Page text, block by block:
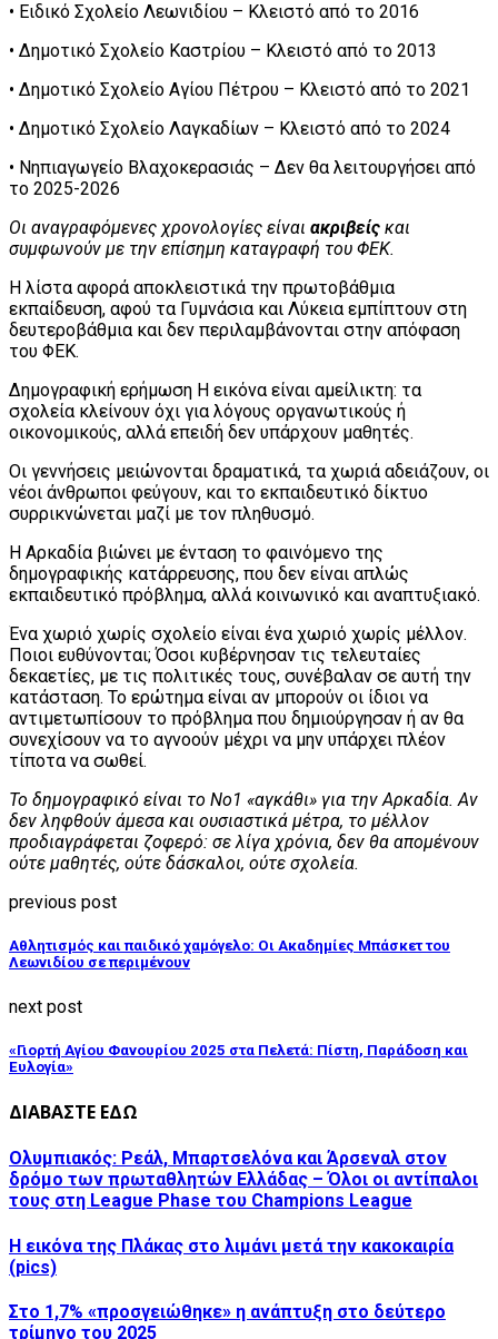
• Ειδικό Σχολείο Λεωνιδίου – Κλειστό από το 2016
• Δημοτικό Σχολείο Καστρίου – Κλειστό από το 2013
• Δημοτικό Σχολείο Αγίου Πέτρου – Κλειστό από το 2021
• Δημοτικό Σχολείο Λαγκαδίων – Κλειστό από το 2024
• Νηπιαγωγείο Βλαχοκερασιάς – Δεν θα λειτουργήσει από
το 2025-2026
Οι αναγραφόμενες χρονολογίες είναι ακριβείς και
συμφωνούν με την επίσημη καταγραφή του ΦΕΚ.
Η λίστα αφορά αποκλειστικά την πρωτοβάθμια
εκπαίδευση, αφού τα Γυμνάσια και Λύκεια εμπίπτουν στη
δευτεροβάθμια και δεν περιλαμβάνονται στην απόφαση
του ΦΕΚ.
Δημογραφική ερήμωση Η εικόνα είναι αμείλικτη: τα
σχολεία κλείνουν όχι για λόγους οργανωτικούς ή
οικονομικούς, αλλά επειδή δεν υπάρχουν μαθητές.
Οι γεννήσεις μειώνονται δραματικά, τα χωριά αδειάζουν, οι
νέοι άνθρωποι φεύγουν, και το εκπαιδευτικό δίκτυο
συρρικνώνεται μαζί με τον πληθυσμό.
Η Αρκαδία βιώνει με ένταση το φαινόμενο της
δημογραφικής κατάρρευσης, που δεν είναι απλώς
εκπαιδευτικό πρόβλημα, αλλά κοινωνικό και αναπτυξιακό.
Ένα χωριό χωρίς σχολείο είναι ένα χωριό χωρίς μέλλον.
Ποιοι ευθύνονται; Όσοι κυβέρνησαν τις τελευταίες
δεκαετίες, με τις πολιτικές τους, συνέβαλαν σε αυτή την
κατάσταση. Το ερώτημα είναι αν μπορούν οι ίδιοι να
αντιμετωπίσουν το πρόβλημα που δημιούργησαν ή αν θα
συνεχίσουν να το αγνοούν μέχρι να μην υπάρχει πλέον
τίποτα να σωθεί.
Το δημογραφικό είναι το Νο1 «αγκάθι» για την Αρκαδία. Αν
δεν ληφθούν άμεσα και ουσιαστικά μέτρα, το μέλλον
προδιαγράφεται ζοφερό: σε λίγα χρόνια, δεν θα απομένουν
ούτε μαθητές, ούτε δάσκαλοι, ούτε σχολεία.
previous post
Αθλητισμός και παιδικό χαμόγελο: Οι Ακαδημίες Μπάσκετ του
Λεωνιδίου σε περιμένουν
next post
«Γιορτή Αγίου Φανουρίου 2025 στα Πελετά: Πίστη, Παράδοση και
Ευλογία»
ΔΙΑΒΑΣΤΕ ΕΔΩ
Ολυμπιακός: Ρεάλ, Μπαρτσελόνα και Άρσεναλ στον
δρόμο των πρωταθλητών Ελλάδας – Όλοι οι αντίπαλοι
τους στη League Phase του Champions League
Η εικόνα της Πλάκας στο λιμάνι μετά την κακοκαιρία
(pics)
Στο 1,7% «προσγειώθηκε» η ανάπτυξη στο δεύτερο
τρίμηνο του 2025